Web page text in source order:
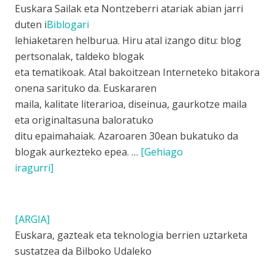
Euskara Sailak eta Nontzeberri atariak abian jarri
duten iBiblogari
lehiaketaren helburua. Hiru atal izango ditu: blog
pertsonalak, taldeko blogak
eta tematikoak. Atal bakoitzean Interneteko bitakora
onena sarituko da. Euskararen
maila, kalitate literarioa, diseinua, gaurkotze maila
eta originaltasuna baloratuko
ditu epaimahaiak. Azaroaren 30ean bukatuko da
blogak aurkezteko epea. … [Gehiago
iragurri]
[ARGIA]
Euskara, gazteak eta teknologia berrien uztarketa
sustatzea da Bilboko Udaleko